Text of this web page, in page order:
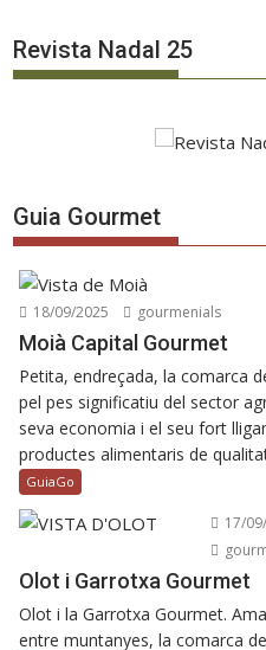
Revista Nadal 25
Guia Gourmet
18/09/2025 gourmenials
Moià Capital Gourmet
Petita, endreçada, la comarca
pel pes significatiu del sector
seva economia i el seu fort
productes alimentaris de
GuiaGo
17/
Olot i Garrotxa Gourmet
Olot i la Garrotxa Gourmet.
entre muntanyes, la comarca